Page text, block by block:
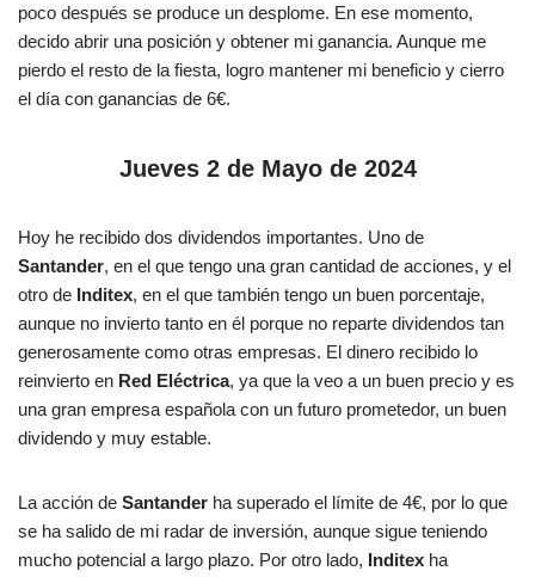
poco después se produce un desplome. En ese momento,
decido abrir una posición y obtener mi ganancia. Aunque me
pierdo el resto de la fiesta, logro mantener mi beneficio y cierro
el día con ganancias de 6€.
Jueves 2 de Mayo de 2024
Hoy he recibido dos dividendos importantes. Uno de
Santander, en el que tengo una gran cantidad de acciones, y el
otro de Inditex, en el que también tengo un buen porcentaje,
aunque no invierto tanto en él porque no reparte dividendos tan
generosamente como otras empresas. El dinero recibido lo
reinvierto en Red Eléctrica, ya que la veo a un buen precio y es
una gran empresa española con un futuro prometedor, un buen
dividendo y muy estable.
La acción de Santander ha superado el límite de 4€, por lo que
se ha salido de mi radar de inversión, aunque sigue teniendo
mucho potencial a largo plazo. Por otro lado, Inditex ha